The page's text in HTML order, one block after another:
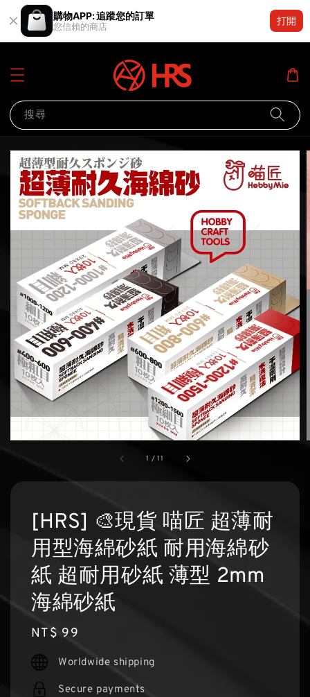
購物APP: 追蹤您的訂單
您信賴的商店
打開
搜尋
1 /11
[HRS] 🎨現貨 喵匠 超薄耐
用型海綿砂紙 耐用海綿砂
紙 超耐用砂紙 薄型 2mm
海綿砂紙
Regular
price
NT$ 99
Worldwide shipping
Secure payments